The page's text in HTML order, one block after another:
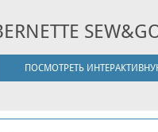
ПОСМОТРЕТЬ